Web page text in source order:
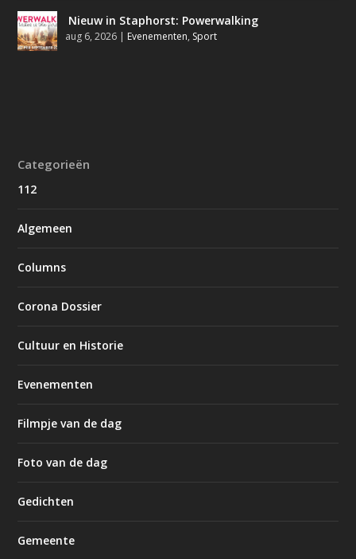
Nieuw in Staphorst: Powerwalking
aug 6, 2026 | Evenementen, Sport
Categorieën
112
Algemeen
Columns
Corona Dossier
Cultuur en Historie
Evenementen
Filmpje van de dag
Foto van de dag
Gedichten
Gemeente